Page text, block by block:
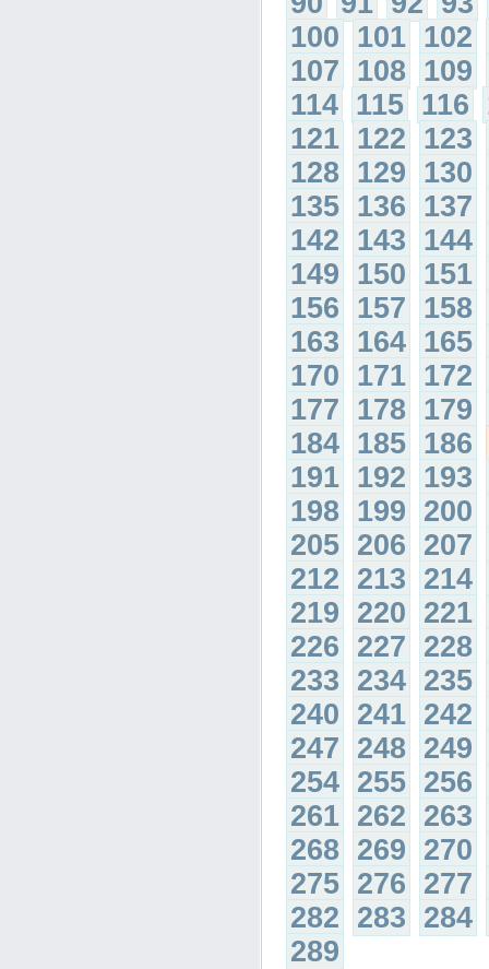
100 101 102
107 108 109
114 115 116
121 122 123
128 129 130
135 136 137
142 143 144
149 150 151
156 157 158
163 164 165
170 171 172
177 178 179
184 185 186
191 192 193
198 199 200
205 206 207
212 213 214
219 220 221
226 227 228
233 234 235
240 241 242
247 248 249
254 255 256
261 262 263
268 269 270
275 276 277
282 283 284
289